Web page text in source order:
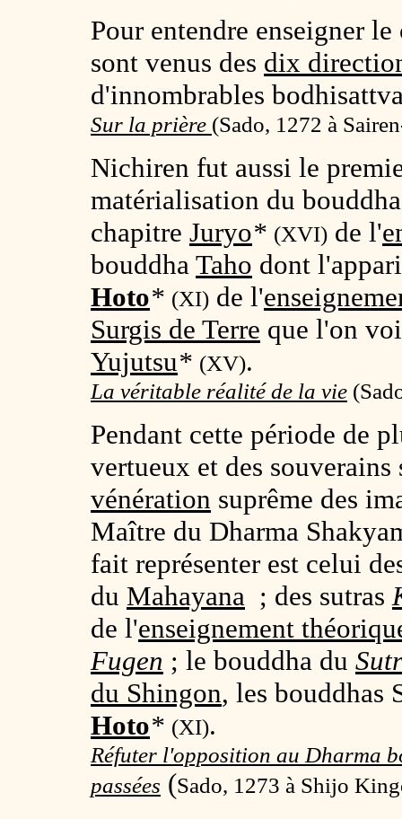
Pour entendre enseigner
sont venus des dix
d'innombrables
Sur la prière (Sado, 1272 à
Nichiren fut aussi le
matérialisation du
chapitre Juryo* (XVI) de l'
bouddha Taho dont
Hoto* (XI) de l'
Surgis de Terre que l'on
Yujutsu* (XV).
La véritable réalité de la vie
Pendant cette période de
vertueux et des
vénération suprême des
Maître du Dharma
fait représenter est celui
du Mahayana ; des sutras
de l'enseignement
Fugen ; le bouddha du
du Shingon, les bouddhas
Hoto* (XI).
Réfuter l'opposition au Dharma
passées (Sado, 1273 à Shijo